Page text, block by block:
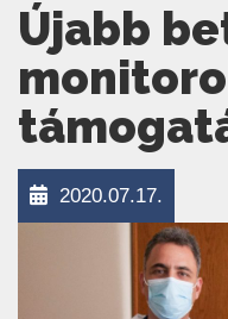
Újabb
2020.07.17.